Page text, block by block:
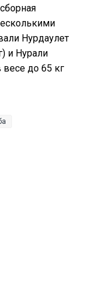
Нурдаулет
и Нурали
весе до 65 кг